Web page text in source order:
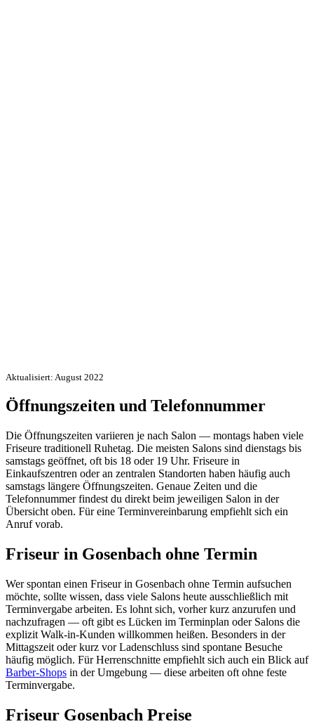
Aktualisiert: August 2022
Öffnungszeiten und Telefonnummer
Die Öffnungszeiten variieren je nach Salon — montags haben viele
Friseure traditionell Ruhetag. Die meisten Salons sind dienstags bis
samstags geöffnet, oft bis 18 oder 19 Uhr. Friseure in
Einkaufszentren oder an zentralen Standorten haben häufig auch
samstags längere Öffnungszeiten. Genaue Zeiten und die
Telefonnummer findest du direkt beim jeweiligen Salon in der
Übersicht oben. Für eine Terminvereinbarung empfiehlt sich ein
Anruf vorab.
Friseur in Gosenbach ohne Termin
Wer spontan einen Friseur in Gosenbach ohne Termin aufsuchen
möchte, sollte wissen, dass viele Salons heute ausschließlich mit
Terminvergabe arbeiten. Es lohnt sich, vorher kurz anzurufen und
nachzufragen — oft gibt es Lücken im Terminplan oder Salons die
explizit Walk-in-Kunden willkommen heißen. Besonders in der
Mittagszeit oder kurz vor Ladenschluss sind spontane Besuche
häufig möglich. Für Herrenschnitte empfiehlt sich auch ein Blick auf
Barber-Shops in der Umgebung — diese arbeiten oft ohne feste
Terminvergabe.
Friseur Gosenbach Preise